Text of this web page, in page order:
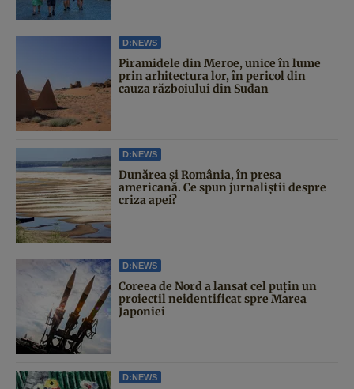
D:NEWS
Piramidele din Meroe, unice în lume
prin arhitectura lor, în pericol din
cauza războiului din Sudan
D:NEWS
Dunărea și România, în presa
americană. Ce spun jurnaliștii despre
criza apei?
D:NEWS
Coreea de Nord a lansat cel puțin un
proiectil neidentificat spre Marea
Japoniei
D:NEWS